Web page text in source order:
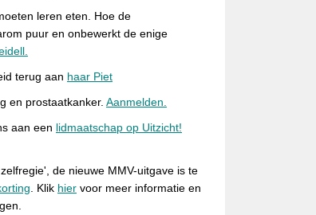
leren eten. Hoe de
puur en onbewerkt de enige
terug aan haar Piet
en prostaatkanker. Aanmelden.
aan een lidmaatschap op Uitzicht!
de nieuwe MMV-uitgave is te
. Klik hier voor meer informatie en